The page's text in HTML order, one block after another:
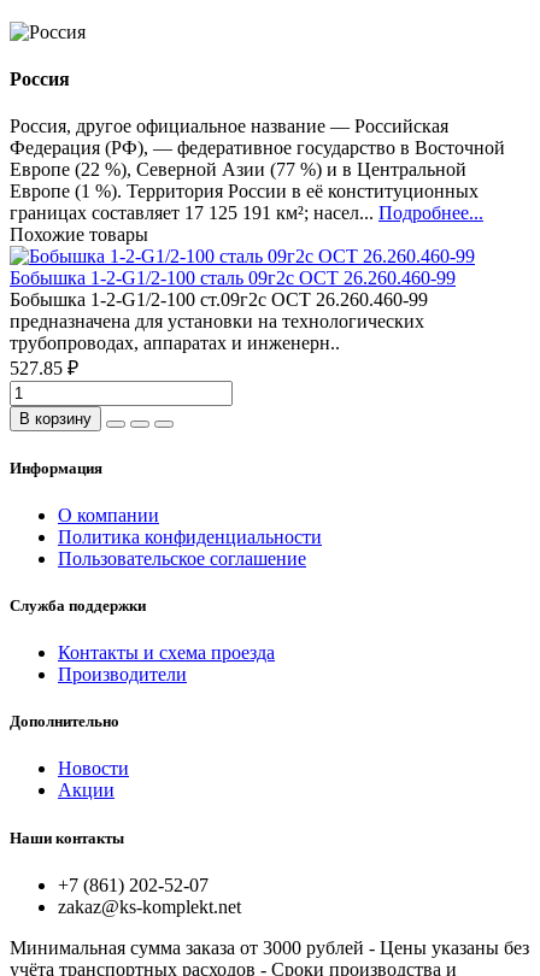
Россия
Россия, другое официальное название — Российская
Федерация (РФ), — федеративное государство в Восточной
Европе (22 %), Северной Азии (77 %) и в Центральной
Европе (1 %). Территория России в её конституционных
границах составляет 17 125 191 км²; насел... Подробнее...
Похожие товары
Бобышка 1-2-G1/2-100 сталь 09г2с ОСТ 26.260.460-99
Бобышка 1-2-G1/2-100 ст.09г2с ОСТ 26.260.460-99
предназначена для установки на технологических
трубопроводах, аппаратах и инженерн..
527.85 ₽
В корзину
Информация
О компании
Политика конфиденциальности
Пользовательское соглашение
Служба поддержки
Контакты и схема проезда
Производители
Дополнительно
Новости
Акции
Наши контакты
+7 (861) 202-52-07
zakaz@ks-komplekt.net
Минимальная сумма заказа от 3000 рублей - Цены указаны без
учёта транспортных расходов - Сроки производства и